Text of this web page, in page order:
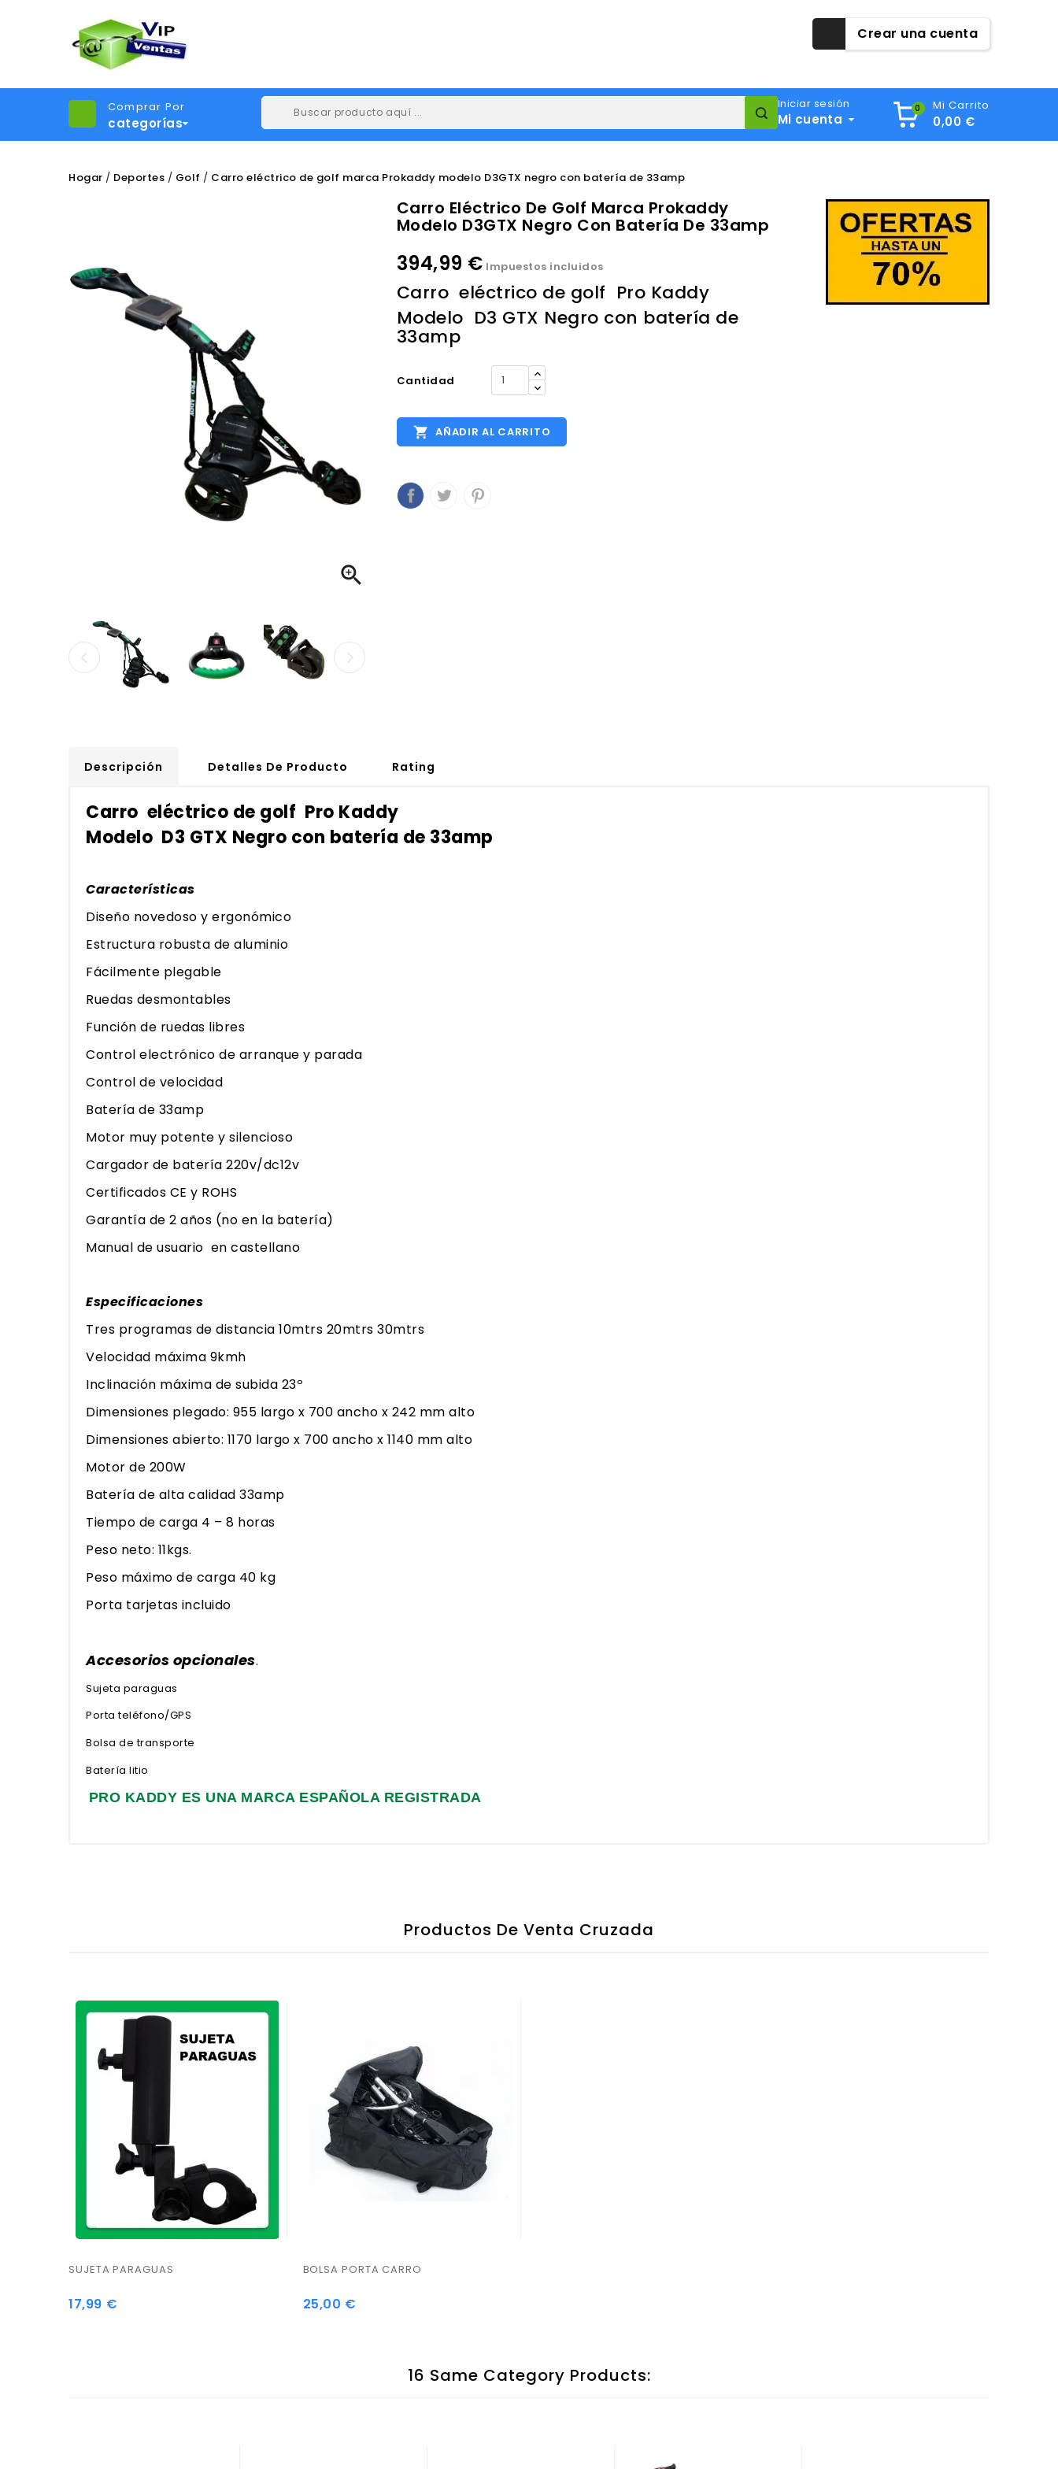
Crear una cuenta
Comprar Por
categorías
0 Mi Carrito
0,00 €
Iniciar sesión
Mi cuenta
Hogar Deportes Golf Carro eléctrico de golf marca Prokaddy modelo D3GTX negro con batería de 33amp

Carro Eléctrico De Golf Marca Prokaddy
Modelo D3GTX Negro Con Batería De 33amp
394,99 € Impuestos incluidos
Carro eléctrico de golf Pro Kaddy
Modelo D3 GTX Negro con batería de
33amp
Cantidad
 AÑADIR AL CARRITO
Descripción Detalles De Producto Rating
Carro eléctrico de golf Pro Kaddy
Modelo D3 GTX Negro con batería de 33amp
Características
Diseño novedoso y ergonómico
Estructura robusta de aluminio
Fácilmente plegable
Ruedas desmontables
Función de ruedas libres
Control electrónico de arranque y parada
Control de velocidad
Batería de 33amp
Motor muy potente y silencioso
Cargador de batería 220v/dc12v
Certificados CE y ROHS
Garantía de 2 años (no en la batería)
Manual de usuario en castellano
Especificaciones
Tres programas de distancia 10mtrs 20mtrs 30mtrs
Velocidad máxima 9kmh
Inclinación máxima de subida 23º
Dimensiones plegado: 955 largo x 700 ancho x 242 mm alto
Dimensiones abierto: 1170 largo x 700 ancho x 1140 mm alto
Motor de 200W
Batería de alta calidad 33amp
Tiempo de carga 4 – 8 horas
Peso neto: 11kgs.
Peso máximo de carga 40 kg
Porta tarjetas incluido
Accesorios opcionales.
Sujeta paraguas
Porta teléfono/GPS
Bolsa de transporte
Batería litio
PRO KADDY ES UNA MARCA ESPAÑOLA REGISTRADA
Productos De Venta Cruzada
SUJETA PARAGUAS
Precio
17,99 €
BOLSA PORTA CARRO
Precio
25,00 €
16 Same Category Products: